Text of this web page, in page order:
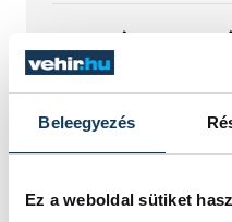
Beleegyezés
Ez a weboldal sütiket
A múltban
hírt hoz a
szikla
hírnöke! Régen a